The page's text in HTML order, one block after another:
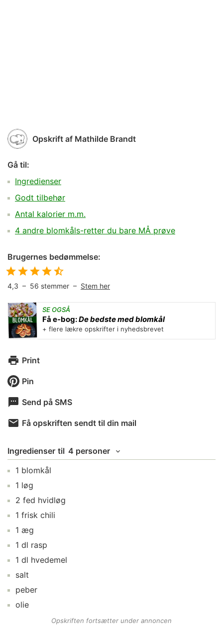
Opskrift af Mathilde Brandt
Gå til:
Ingredienser
Godt tilbehør
Antal kalorier m.m.
4 andre blomkåls-retter du bare MÅ prøve
Brugernes bedømmelse:
4,3 – 56 stemmer – Stem her
SE OGSÅ
Få e-bog:De bedste med blomkål
+ flere lækre opskrifter i nyhedsbrevet
Print
Pin
Send på SMS
Få opskriften sendt til din mail
Ingredienser til 4 personer
1 blomkål
1 løg
2 fed hvidløg
1 frisk chili
1 æg
1 dl rasp
1 dl hvedemel
salt
peber
olie
Opskriften fortsætter under annoncen